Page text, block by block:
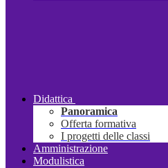
Didattica
Panoramica
Offerta formativa
I progetti delle classi
Amministrazione
Modulistica